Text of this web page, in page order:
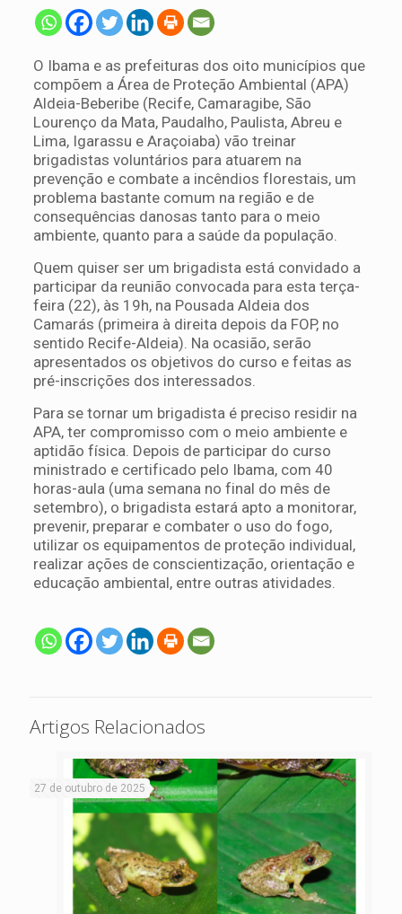
O Ibama e as prefeituras dos oito municípios que
compõem a Área de Proteção Ambiental (APA)
Aldeia-Beberibe (Recife, Camaragibe, São
Lourenço da Mata, Paudalho, Paulista, Abreu e
Lima, Igarassu e Araçoiaba) vão treinar
brigadistas voluntários para atuarem na
prevenção e combate a incêndios florestais, um
problema bastante comum na região e de
consequências danosas tanto para o meio
ambiente, quanto para a saúde da população.
Quem quiser ser um brigadista está convidado a
participar da reunião convocada para esta terça-
feira (22), às 19h, na Pousada Aldeia dos
Camarás (primeira à direita depois da FOP, no
sentido Recife-Aldeia). Na ocasião, serão
apresentados os objetivos do curso e feitas as
pré-inscrições dos interessados.
Para se tornar um brigadista é preciso residir na
APA, ter compromisso com o meio ambiente e
aptidão física. Depois de participar do curso
ministrado e certificado pelo Ibama, com 40
horas-aula (uma semana no final do mês de
setembro), o brigadista estará apto a monitorar,
prevenir, preparar e combater o uso do fogo,
utilizar os equipamentos de proteção individual,
realizar ações de conscientização, orientação e
educação ambiental, entre outras atividades.
Artigos Relacionados
27 de outubro de 2025